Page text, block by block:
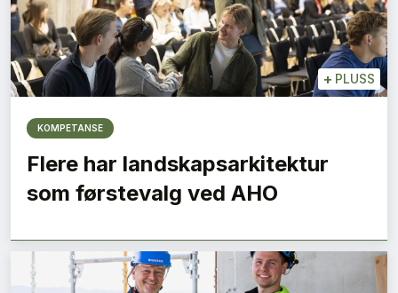
+ PLUSS
KOMPETANSE
Flere har landskapsarkitektur
som førstevalg ved AHO